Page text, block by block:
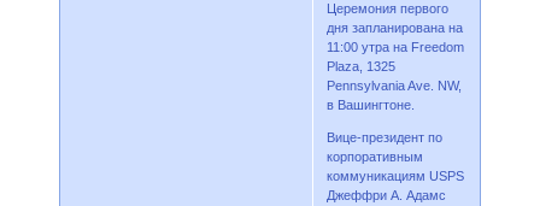
Церемония первого
дня запланирована на
11:00 утра на Freedom
Plaza, 1325
Pennsylvania Ave. NW,
в Вашингтоне.
Вице-президент по
корпоративным
коммуникациям USPS
Джеффри А. Адамс